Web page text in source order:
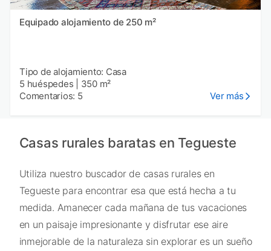
Equipado alojamiento de 250 m²
Tipo de alojamiento: Casa
5 huéspedes
350 m²
Comentarios: 5
Ver más
Casas rurales baratas en Tegueste
Utiliza nuestro buscador de casas rurales en
Tegueste para encontrar esa que está hecha a tu
medida. Amanecer cada mañana de tus vacaciones
en un paisaje impresionante y disfrutar ese aire
inmejorable de la naturaleza sin explorar es un sueño